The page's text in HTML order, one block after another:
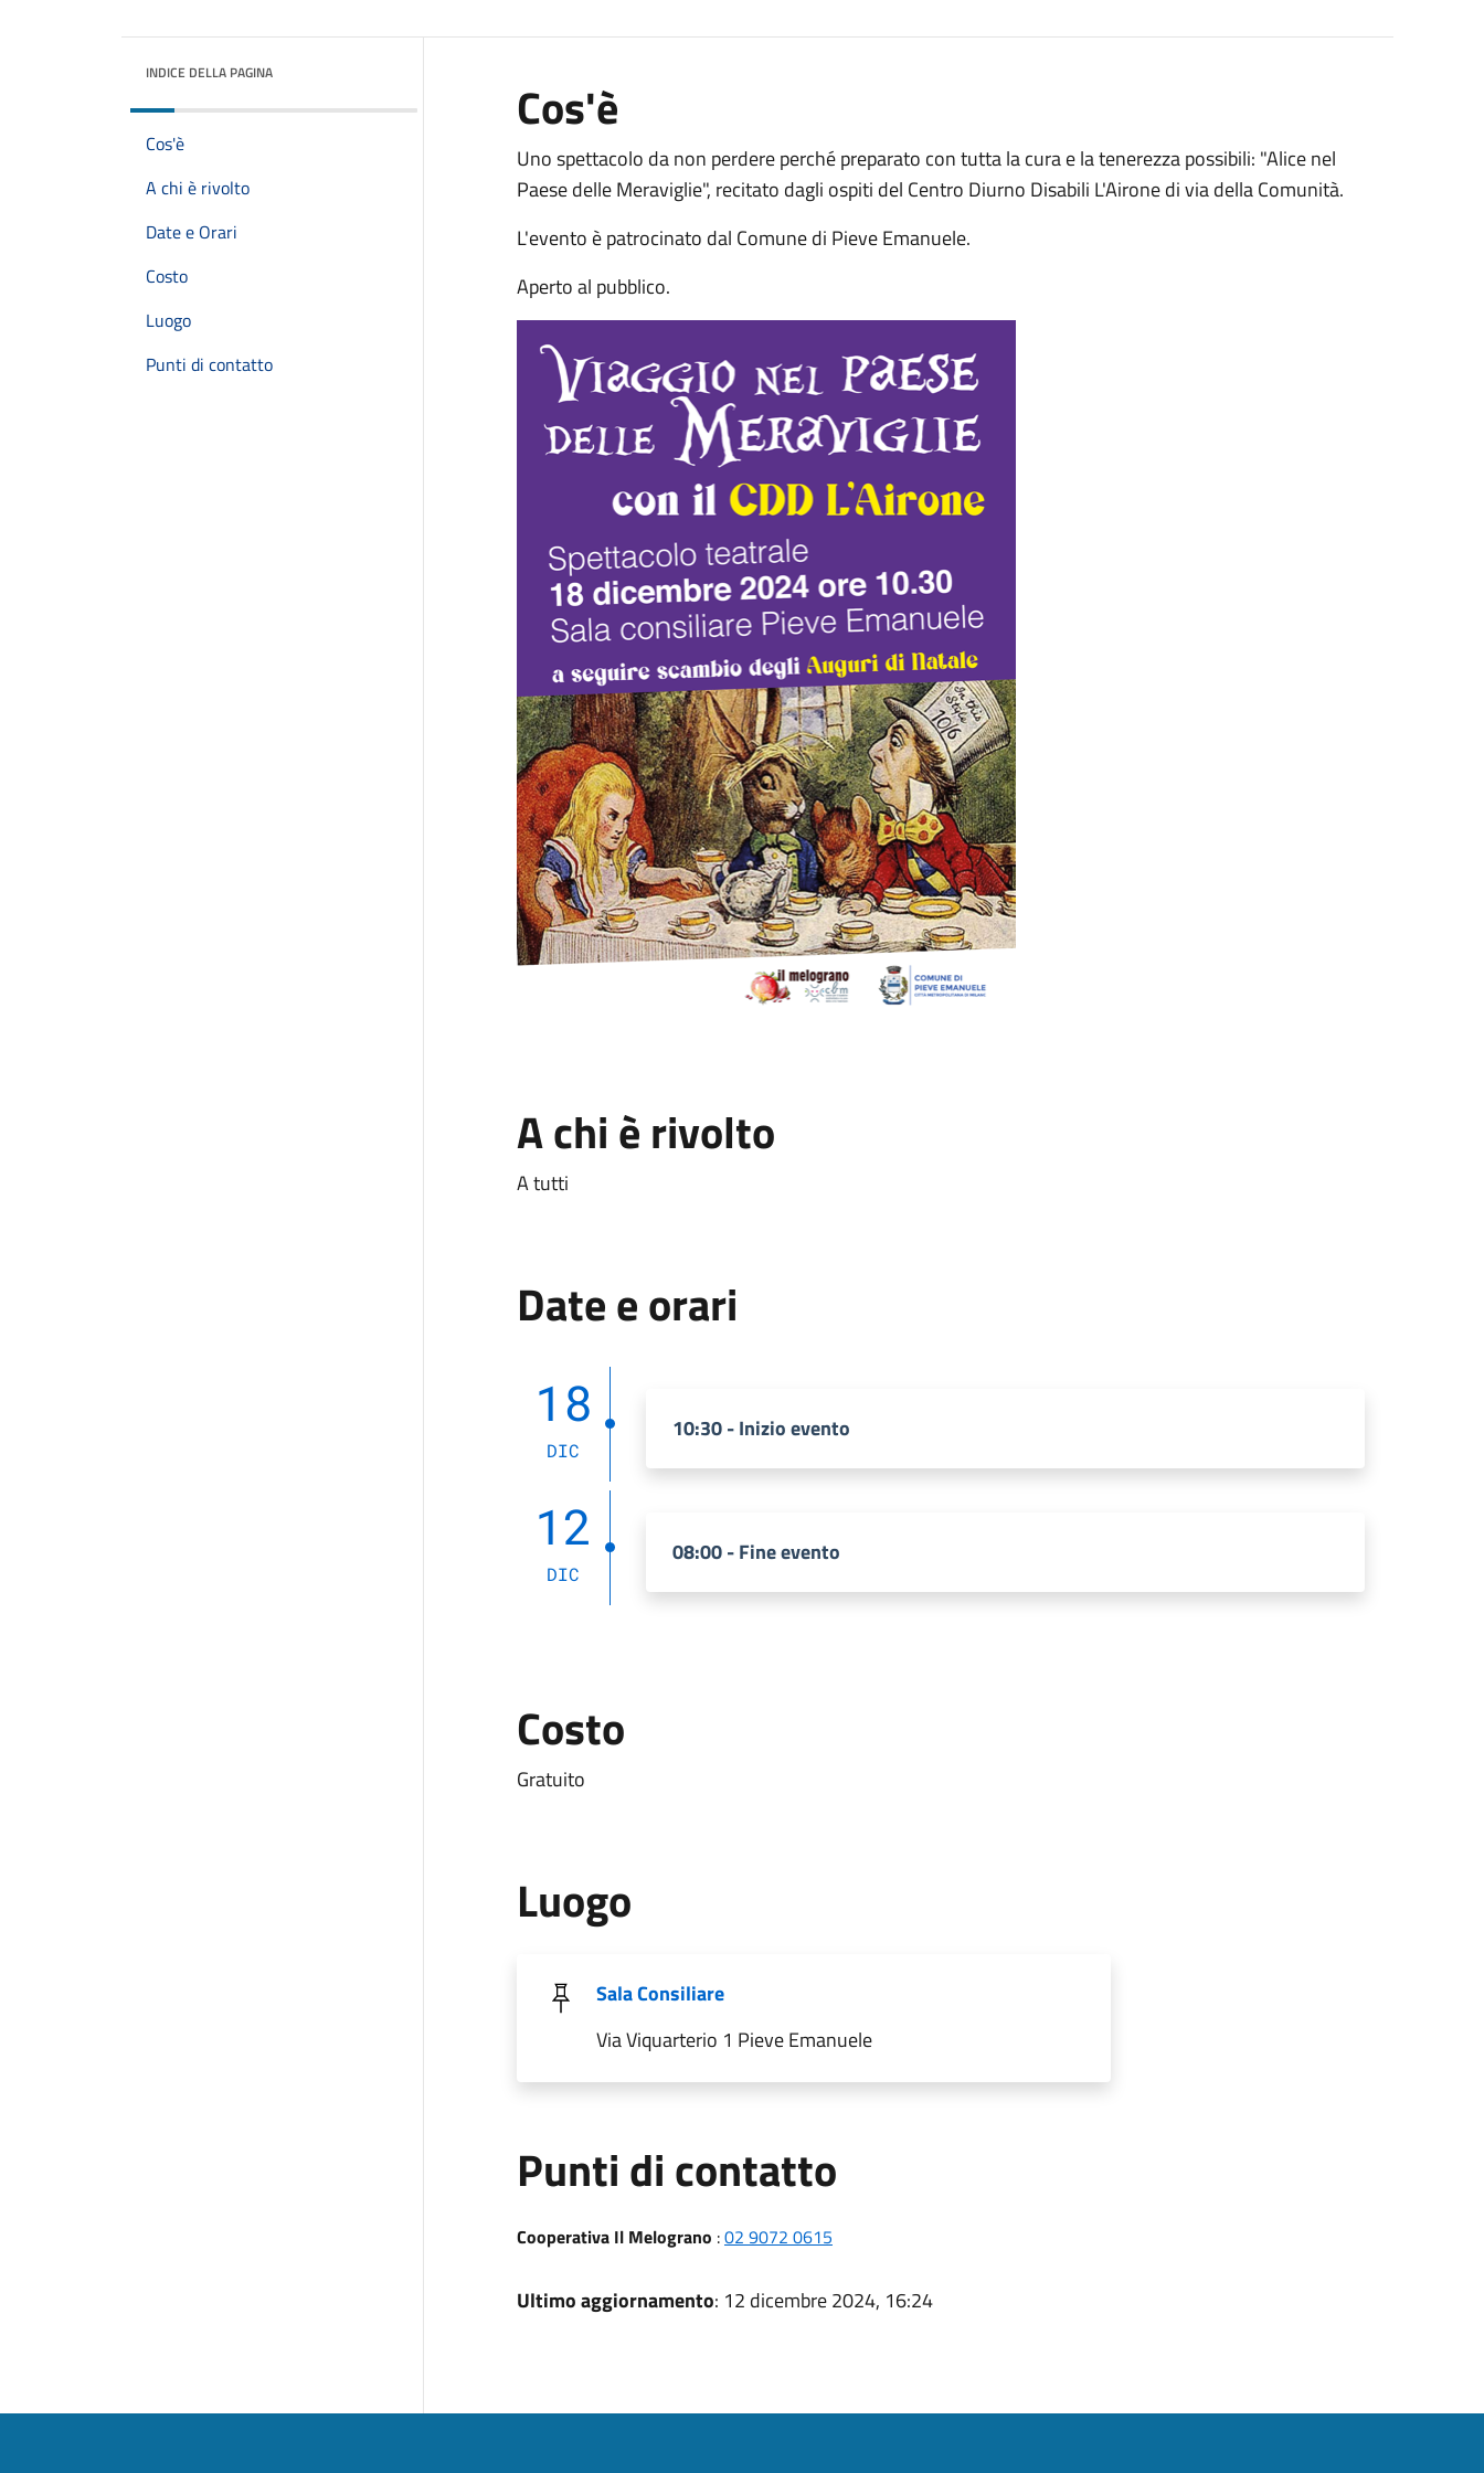
INDICE DELLA PAGINA
Cos'è
A chi è rivolto
Date e Orari
Costo
Luogo
Punti di contatto
Cos'è
Uno spettacolo da non perdere perché preparato con tutta la cura e la tenerezza possibili: "Alice nel
Paese delle Meraviglie", recitato dagli ospiti del Centro Diurno Disabili L'Airone di via della Comunità.
L'evento è patrocinato dal Comune di Pieve Emanuele.
Aperto al pubblico.
A chi è rivolto
A tutti
Date e orari
18
DIC
10:30 - Inizio evento
12
DIC
08:00 - Fine evento
Costo
Gratuito
Luogo
Sala Consiliare
Via Viquarterio 1 Pieve Emanuele
Punti di contatto
Cooperativa Il Melograno :02 9072 0615
Ultimo aggiornamento: 12 dicembre 2024, 16:24